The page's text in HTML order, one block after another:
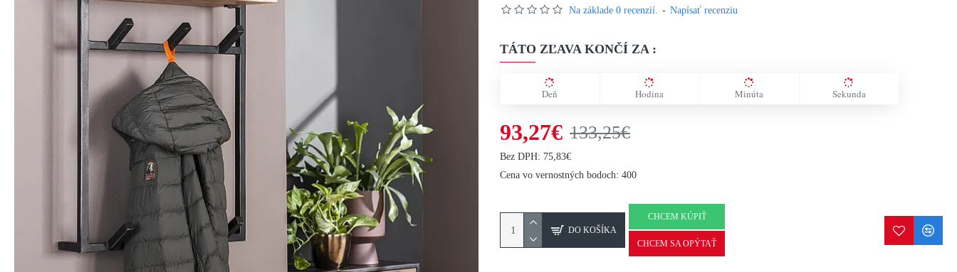
Na základe 0 recenzií. - Napísať recenziu
TÁTO ZĽAVA KONČÍ ZA :
Deň Hodina Minúta Sekunda
93,27€ 133,25€
Bez DPH: 75,83€
Cena vo vernostných bodoch: 400
DO KOŠÍKA
CHCEM KÚPIŤ
CHCEM SA OPÝTAŤ